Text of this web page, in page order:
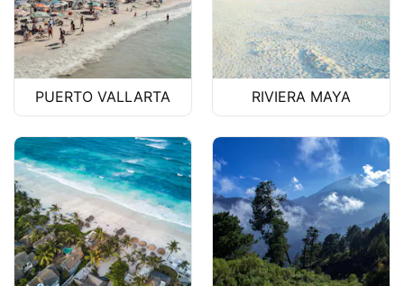
PUERTO VALLARTA RIVIERA MAYA